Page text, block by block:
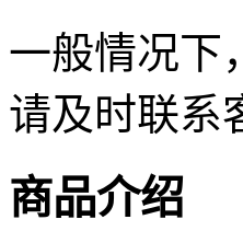
一般情况下
请及时联系
商品介绍